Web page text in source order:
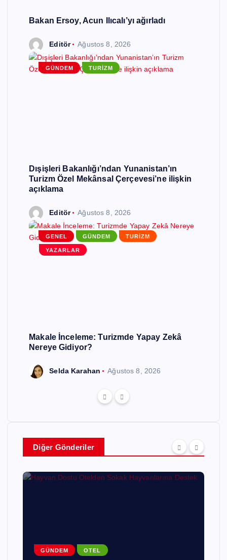
Bakan Ersoy, Acun Ilıcalı’yı ağırladı
Editör Ağustos 8, 2026
GÜNDEM TURIZM
Dışişleri Bakanlığı’ndan Yunanistan’ın
Turizm Özel Mekânsal Çerçevesi’ne ilişkin
açıklama
Editör Ağustos 8, 2026
GENEL GÜNDEM TURIZM
YAZARLAR
Makale İnceleme: Turizmde Yapay Zekâ
Nereye Gidiyor?
Selda Karahan Ağustos 8, 2026
Diğer Gönderiler
GÜNDEM OTEL